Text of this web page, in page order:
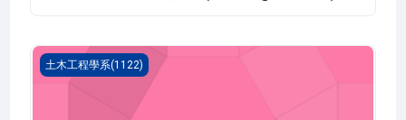
結構實驗(1122_B2CE000139B)
土木工程學系(1122)